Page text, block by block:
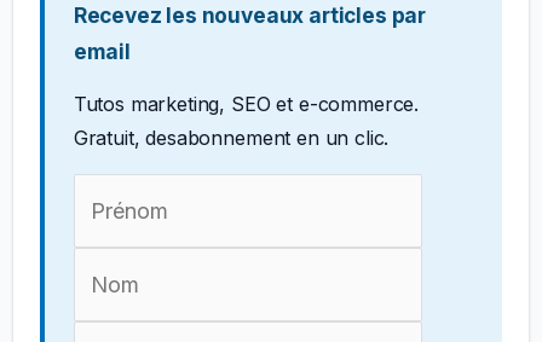
Recevez les nouveaux articles par
email
Tutos marketing, SEO et e-commerce.
Gratuit, desabonnement en un clic.